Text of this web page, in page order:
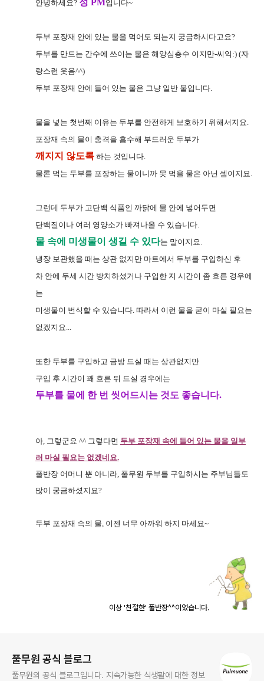
안녕하세요? 입니다~
두부 포장재 안에 있는 물을 먹어도 되는지 궁금하시다고요?
두부를 만드는 간수에 쓰이는 물은 해양심층수 이지만-씨익:) (자
랑스런 웃음^^)
두부 포장재 안에 들어 있는 물은 그냥 일반 물입니다.
물을 넣는 첫번째 이유는 두부를 안전하게 보호하기 위해서지요.
포장재 속의 물이 충격을 흡수해 부드러운 두부가
깨지지 않도록 하는 것입니다.
물론 먹는 두부를 포장하는 물이니까 못 먹을 물은 아닌 셈이지요.
그런데 두부가 고단백 식품인 까닭에 물 안에 넣어두면
단백질이나 여러 영양소가 빠져나올 수 있습니다.
물 속에 미생물이 생길 수 있다는 말이지요.
냉장 보관했을 때는 상관 없지만 마트에서 두부를 구입하신 후
차 안에 두세 시간 방치하셨거나 구입한 지 시간이 좀 흐른 경우에
는
미생물이 번식할 수 있습니다. 따라서 이런 물을 굳이 마실 필요는
없겠지요...
또한 두부를 구입하고 금방 드실 때는 상관없지만
구입 후 시간이 꽤 흐른 뒤 드실 경우에는
두부를 물에 한 번 씻어드시는 것도 좋습니다.
아, 그렇군요 ^^ 그렇다면 두부 포장재 속에 들어 있는 물을 일부
러 마실 필요는 없겠네요.
풀반장 어머니 뿐 아니라, 풀무원 두부를 구입하시는 주부님들도
많이 궁금하셨지요?
두부 포장재 속의 물, 이젠 너무 아까워 하지 마세요~
이상 '친절한' 풀반장^^이었습니다.
풀무원 공식 블로그
풀무원의 공식 블로그입니다. 지속가능한 식생활에 대한 정보